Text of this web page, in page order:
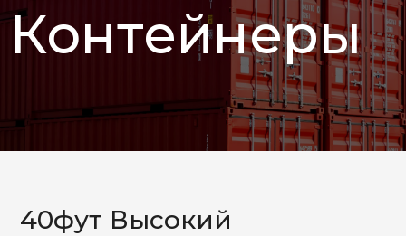
Контейнеры
НАЗАД ВПЕРЕД
40фут Высокий